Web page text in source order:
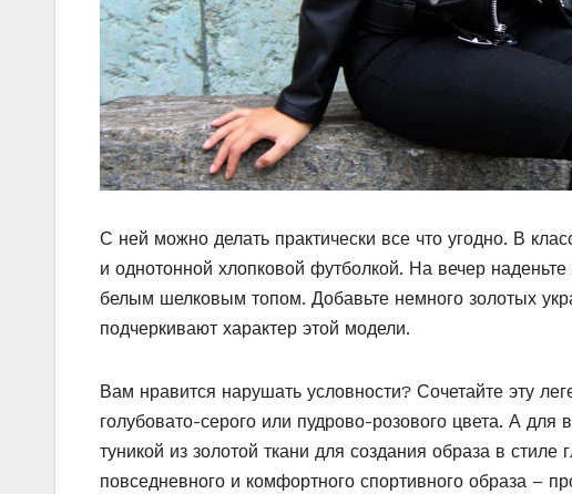
С ней можно делать практически все что угодно. В
и однотонной хлопковой футболкой. На вечер
белым шелковым топом. Добавьте немного золотых
подчеркивают характер этой модели.
Вам нравится нарушать условности? Сочетайте эту
голубовато-серого или пудрово-розового цвета. А для
туникой из золотой ткани для создания образа в
повседневного и комфортного спортивного образа –